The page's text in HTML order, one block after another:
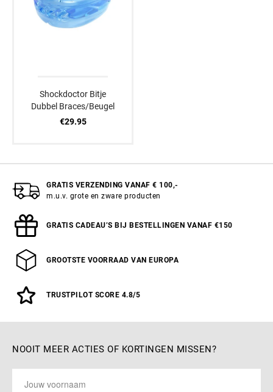
Shockdoctor Bitje
Dubbel Braces/Beugel
€29.95
GRATIS VERZENDING VANAF € 100,-
m.u.v. grote en zware producten
GRATIS CADEAU’S BIJ BESTELLINGEN VANAF €150
GROOTSTE VOORRAAD VAN EUROPA
TRUSTPILOT SCORE 4.8/5
NOOIT MEER ACTIES OF KORTINGEN MISSEN?